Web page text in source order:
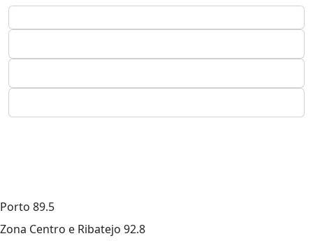
Porto 89.5
Zona Centro e Ribatejo 92.8